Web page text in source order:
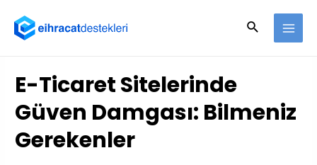
E-Ticaret Sitelerinde
Güven Damgası: Bilmeniz
Gerekenler